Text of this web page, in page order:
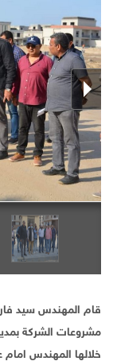
قام المهندس سيد
مشروعات الشركة
خلالها المهندس